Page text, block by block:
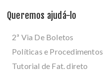
Queremos ajudá-lo
2ª Via De Boletos
Políticas e Procedimentos
Tutorial de Fat. direto